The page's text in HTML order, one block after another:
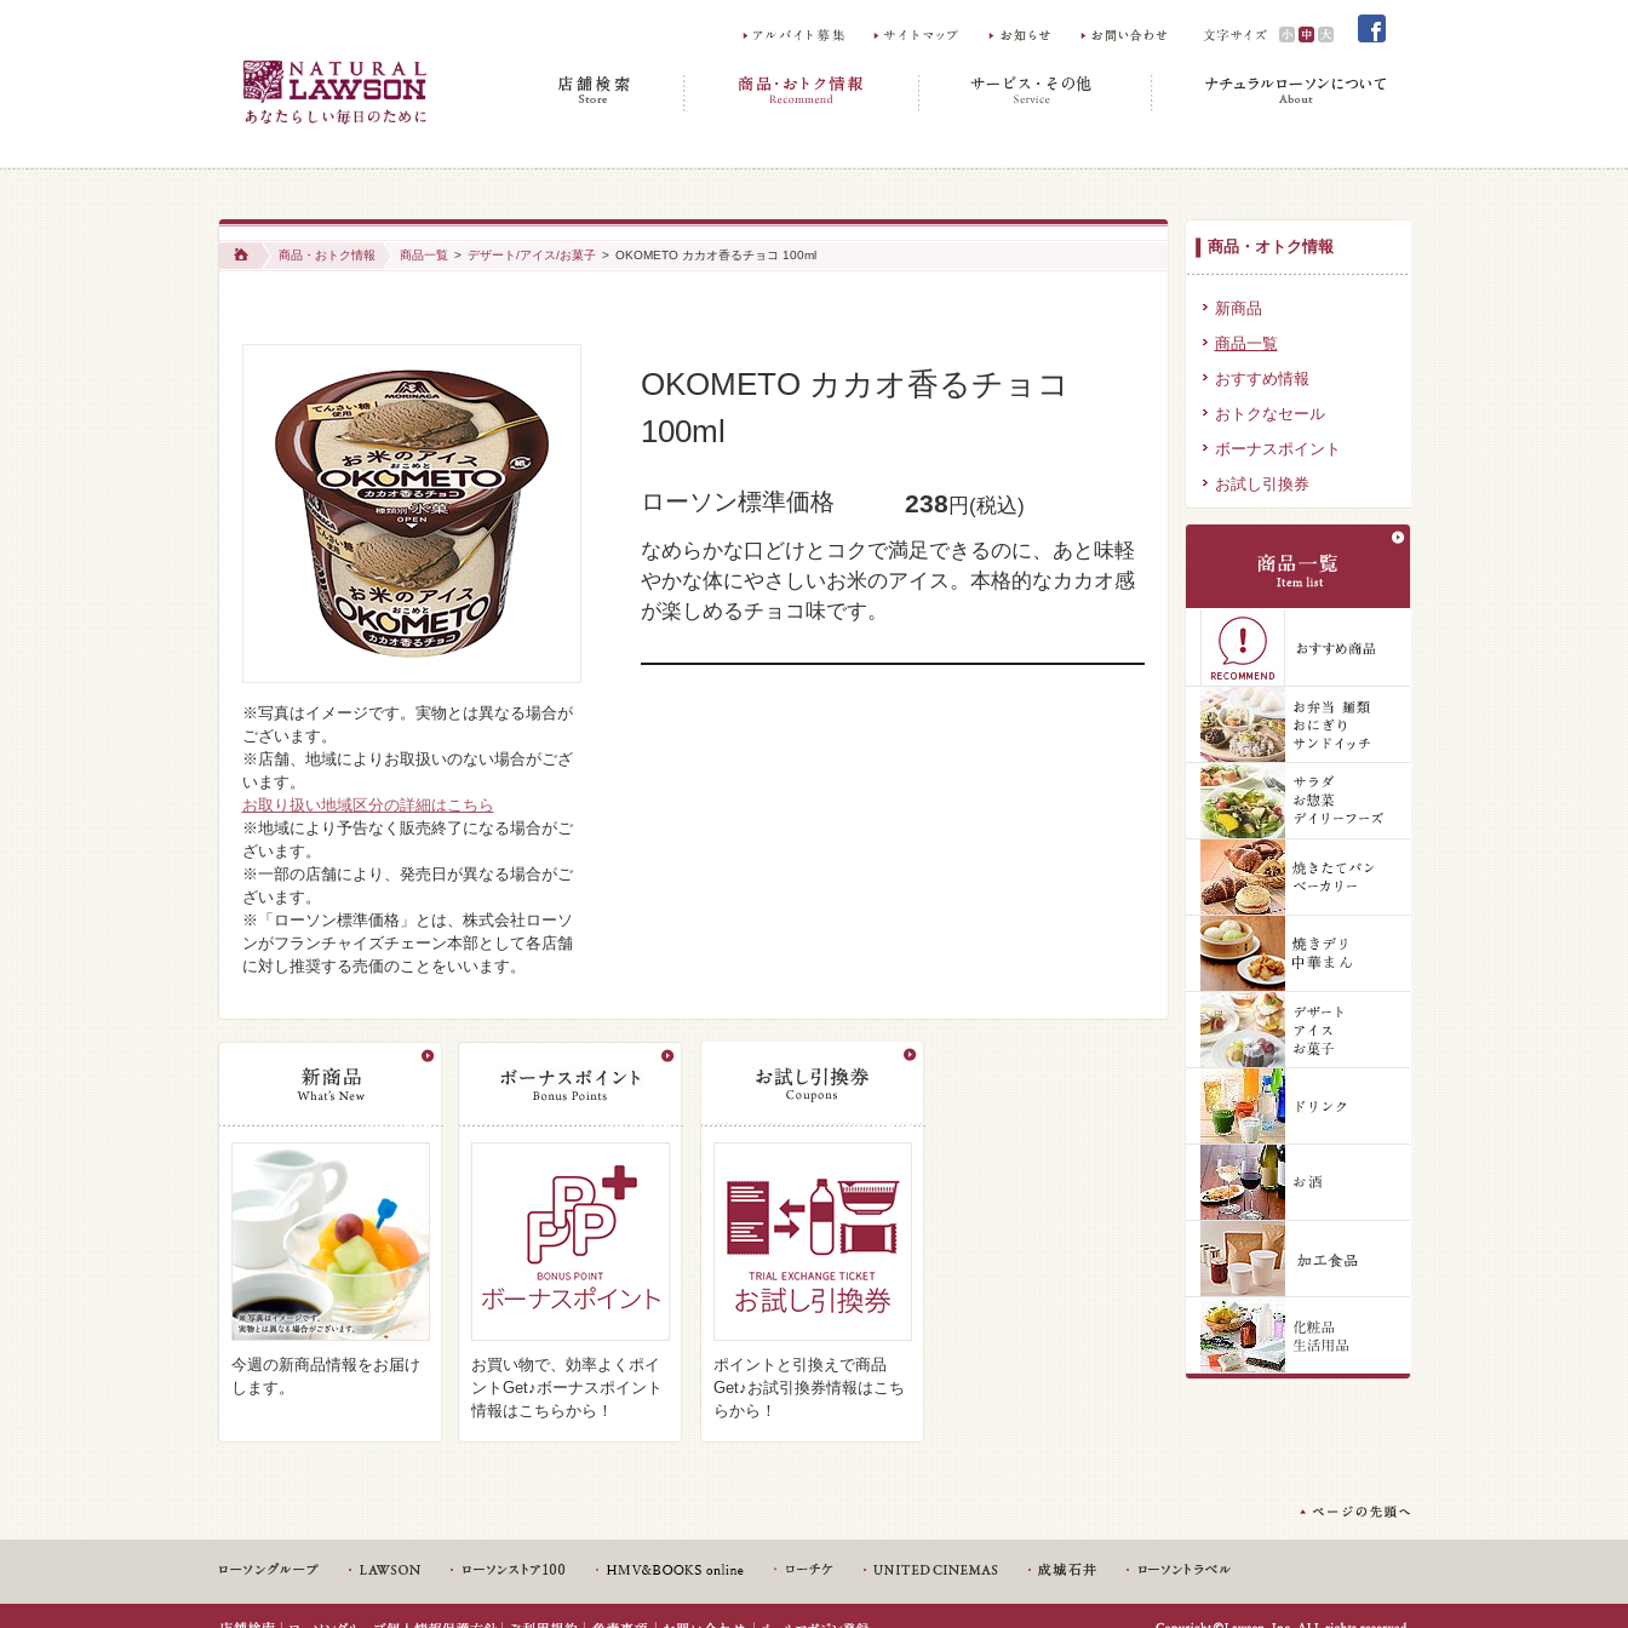
商品・おトク情報 商品一覧 > デザート/アイス/お菓子 > OKOMETO カカオ香るチョコ 100ml
OKOMETO カカオ香るチョコ
100ml
ローソン標準価格 238 円(税込)
なめらかな口どけとコクで満足できるのに、あと味軽
やかな体にやさしいお米のアイス。本格的なカカオ感
が楽しめるチョコ味です。
※写真はイメージです。実物とは異なる場合が
ございます。
※店舗、地域によりお取扱いのない場合がござ
います。
お取り扱い地域区分の詳細はこちら
※地域により予告なく販売終了になる場合がご
ざいます。
※一部の店舗により、発売日が異なる場合がご
ざいます。
※「ローソン標準価格」とは、株式会社ローソ
ンがフランチャイズチェーン本部として各店舗
に対し推奨する売価のことをいいます。
今週の新商品情報をお届け
します。
お買い物で、効率よくポイ
ントGet♪ボーナスポイント
情報はこちらから！
ポイントと引換えで商品
Get♪お試引換券情報はこち
らから！
商品・オトク情報
新商品
商品一覧
おすすめ情報
おトクなセール
ボーナスポイント
お試し引換券